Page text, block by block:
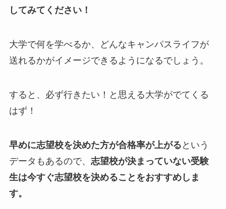
してみてください！
大学で何を学べるか、どんなキャンパスライフが
送れるかがイメージできるようになるでしょう。
すると、必ず行きたい！と思える大学がでてくる
はず！
早めに志望校を決めた方が合格率が上がる という
データもあるので、 志望校が決まっていない受験
生は今すぐ志望校を決めることをおすすめしま
す。